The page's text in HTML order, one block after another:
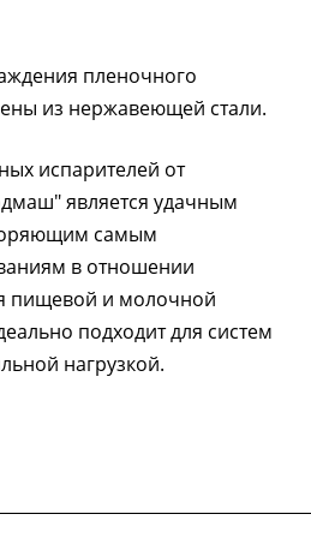
пленочного
из нержавеющей стали.
испарителей от
является удачным
самым
в отношении
пищевой и молочной
подходит для систем
нагрузкой.